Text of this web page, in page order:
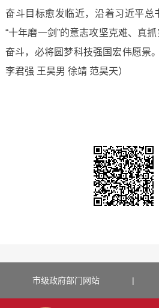
奋斗目标愈发临近，沿着习近平总
“十年磨一剑”的意志攻坚克难、真
奋斗，必将圆梦科技强国宏伟愿景
李君强 王昊男 徐靖 范昊天）
市级政府部门网站 |